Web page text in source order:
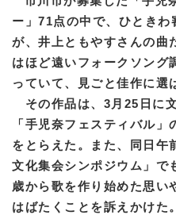
ー」71点の中で、ひとき
が、井上ともやすさんの曲
はほど遠いフォークソング
っていて、見ごと佳作に選
その作品は、3月25日に
「手児奈フェスティバル
をとらえた。また、同日午
文化集会シンポジウム」で
歳から歌を作り始めた思い
はばたくことを訴えかけた。